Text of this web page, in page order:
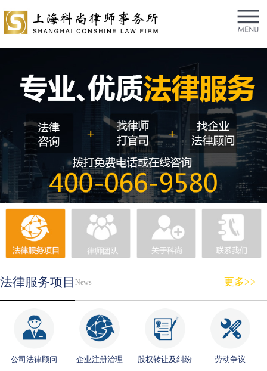
法律服务项目 News 更多>>
公司法律顾问 企业注册治理 股权转让及纠纷 劳动争议